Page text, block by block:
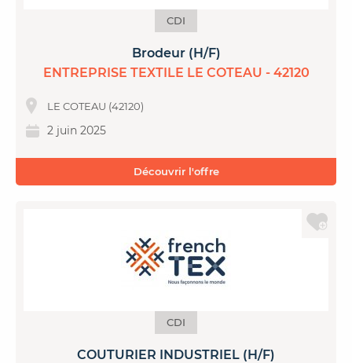
CDI
Brodeur (H/F)
ENTREPRISE TEXTILE LE COTEAU - 42120
LE COTEAU (42120)
2 juin 2025
Découvrir l'offre
CDI
COUTURIER INDUSTRIEL (H/F)